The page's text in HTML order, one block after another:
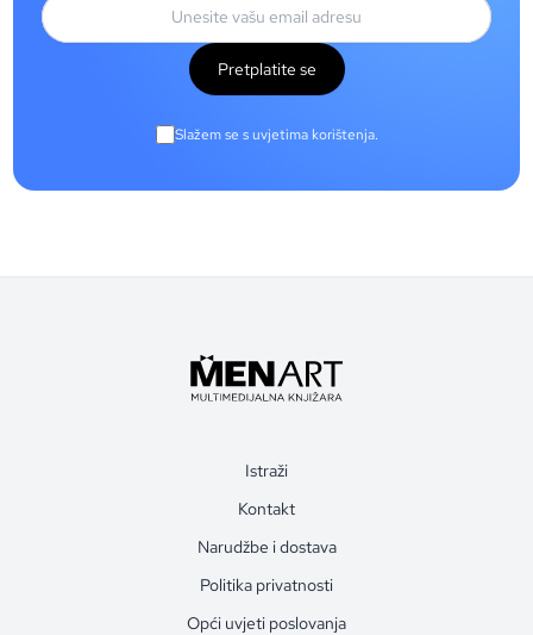
Pretplatite se
Slažem se s uvjetima korištenja.
Istraži
Kontakt
Narudžbe i dostava
Politika privatnosti
Opći uvjeti poslovanja